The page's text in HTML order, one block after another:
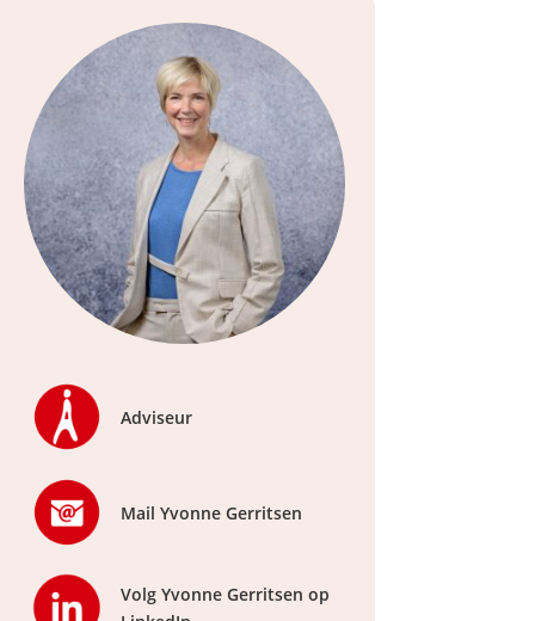
Adviseur
Mail Yvonne Gerritsen
Volg Yvonne Gerritsen op